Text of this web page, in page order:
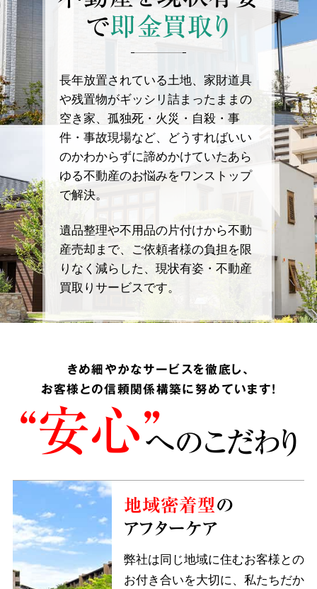
で即金買取り
長年放置されている土地、家財道具
や残置物がギッシリ詰まったままの
空き家、孤独死・火災・自殺・事
件・事故現場など、どうすればいい
のかわからずに諦めかけていたあら
ゆる不動産のお悩みをワンストップ
で解決。
遺品整理や不用品の片付けから不動
産売却まで、ご依頼者様の負担を限
りなく減らした、現状有姿・不動産
買取りサービスです。
きめ細やかなサービスを徹底し、
お客様との信頼関係構築に努めています!
“安心”へのこだわり
地域密着型の
アフターケア
弊社は同じ地域に住むお客様との
お付き合いを大切に、私たちだか